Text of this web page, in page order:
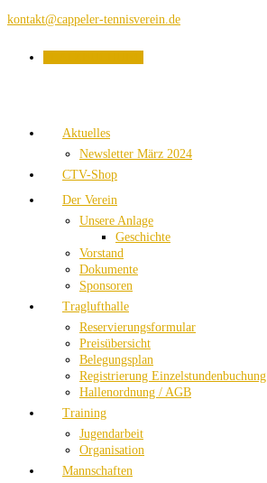
kontakt@cappeler-tennisverein.de
Aktuelles
Newsletter März 2024
CTV-Shop
Der Verein
Unsere Anlage
Geschichte
Vorstand
Dokumente
Sponsoren
Traglufthalle
Reservierungsformular
Preisübersicht
Belegungsplan
Registrierung Einzelstundenbuchung
Hallenordnung / AGB
Training
Jugendarbeit
Organisation
Mannschaften